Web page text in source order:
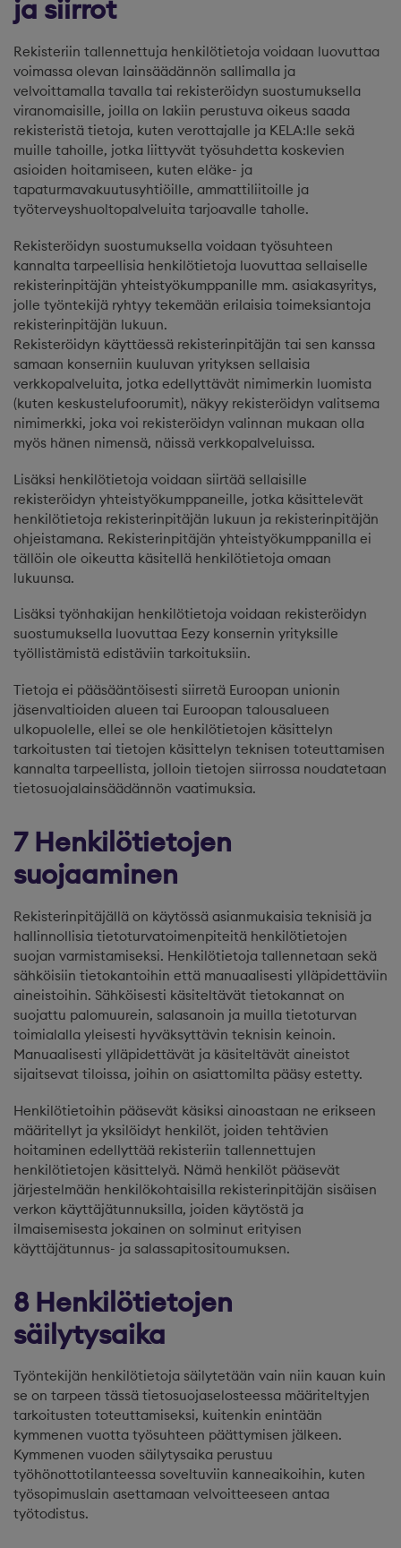
ja siirrot
Rekisteriin tallennettuja henkilötietoja voidaan luovuttaa
voimassa olevan lainsäädännön sallimalla ja
velvoittamalla tavalla tai rekisteröidyn suostumuksella
viranomaisille, joilla on lakiin perustuva oikeus saada
rekisteristä tietoja, kuten verottajalle ja KELA:lle sekä
muille tahoille, jotka liittyvät työsuhdetta koskevien
asioiden hoitamiseen, kuten eläke- ja
tapaturmavakuutusyhtiöille, ammattiliitoille ja
työterveyshuoltopalveluita tarjoavalle taholle.
Rekisteröidyn suostumuksella voidaan työsuhteen
kannalta tarpeellisia henkilötietoja luovuttaa sellaiselle
rekisterinpitäjän yhteistyökumppanille mm. asiakasyritys,
jolle työntekijä ryhtyy tekemään erilaisia toimeksiantoja
rekisterinpitäjän lukuun.
Rekisteröidyn käyttäessä rekisterinpitäjän tai sen kanssa
samaan konserniin kuuluvan yrityksen sellaisia
verkkopalveluita, jotka edellyttävät nimimerkin luomista
(kuten keskustelufoorumit), näkyy rekisteröidyn valitsema
nimimerkki, joka voi rekisteröidyn valinnan mukaan olla
myös hänen nimensä, näissä verkkopalveluissa.
Lisäksi henkilötietoja voidaan siirtää sellaisille
rekisteröidyn yhteistyökumppaneille, jotka käsittelevät
henkilötietoja rekisterinpitäjän lukuun ja rekisterinpitäjän
ohjeistamana. Rekisterinpitäjän yhteistyökumppanilla ei
tällöin ole oikeutta käsitellä henkilötietoja omaan
lukuunsa.
Lisäksi työnhakijan henkilötietoja voidaan rekisteröidyn
suostumuksella luovuttaa Eezy konsernin yrityksille
työllistämistä edistäviin tarkoituksiin.
Tietoja ei pääsääntöisesti siirretä Euroopan unionin
jäsenvaltioiden alueen tai Euroopan talousalueen
ulkopuolelle, ellei se ole henkilötietojen käsittelyn
tarkoitusten tai tietojen käsittelyn teknisen toteuttamisen
kannalta tarpeellista, jolloin tietojen siirrossa noudatetaan
tietosuojalainsäädännön vaatimuksia.
7 Henkilötietojen
suojaaminen
Rekisterinpitäjällä on käytössä asianmukaisia teknisiä ja
hallinnollisia tietoturvatoimenpiteitä henkilötietojen
suojan varmistamiseksi. Henkilötietoja tallennetaan sekä
sähköisiin tietokantoihin että manuaalisesti ylläpidettäviin
aineistoihin. Sähköisesti käsiteltävät tietokannat on
suojattu palomuurein, salasanoin ja muilla tietoturvan
toimialalla yleisesti hyväksyttävin teknisin keinoin.
Manuaalisesti ylläpidettävät ja käsiteltävät aineistot
sijaitsevat tiloissa, joihin on asiattomilta pääsy estetty.
Henkilötietoihin pääsevät käsiksi ainoastaan ne erikseen
määritellyt ja yksilöidyt henkilöt, joiden tehtävien
hoitaminen edellyttää rekisteriin tallennettujen
henkilötietojen käsittelyä. Nämä henkilöt pääsevät
järjestelmään henkilökohtaisilla rekisterinpitäjän sisäisen
verkon käyttäjätunnuksilla, joiden käytöstä ja
ilmaisemisesta jokainen on solminut erityisen
käyttäjätunnus- ja salassapitositoumuksen.
8 Henkilötietojen
säilytysaika
Työntekijän henkilötietoja säilytetään vain niin kauan kuin
se on tarpeen tässä tietosuojaselosteessa määriteltyjen
tarkoitusten toteuttamiseksi, kuitenkin enintään
kymmenen vuotta työsuhteen päättymisen jälkeen.
Kymmenen vuoden säilytysaika perustuu
työhönottotilanteessa soveltuviin kanneaikoihin, kuten
työsopimuslain asettamaan velvoitteeseen antaa
työtodistus.